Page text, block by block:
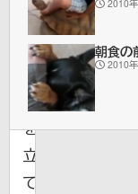
結
果
に
腹
を
立
て
2010
朝食の
2010